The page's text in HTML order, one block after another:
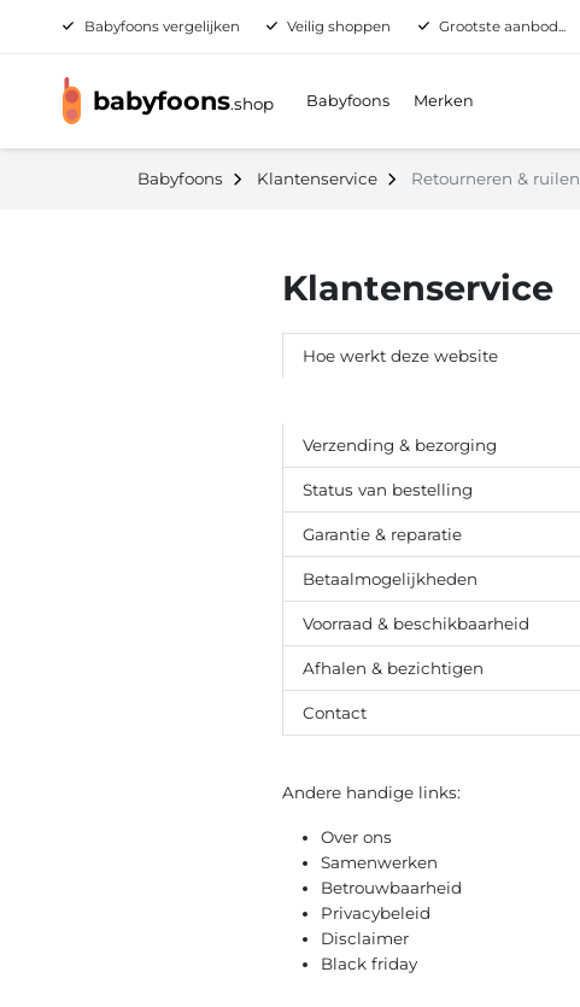
Babyfoons vergelijken Veilig shoppen Grootste aanbod...
babyfoons.shop Babyfoons Merken
Babyfoons Klantenservice Retourneren & ruilen
Klantenservice
Hoe werkt deze website
Verzending & bezorging
Status van bestelling
Garantie & reparatie
Betaalmogelijkheden
Voorraad & beschikbaarheid
Afhalen & bezichtigen
Contact
Andere handige links:
Over ons
Samenwerken
Betrouwbaarheid
Privacybeleid
Disclaimer
Black friday